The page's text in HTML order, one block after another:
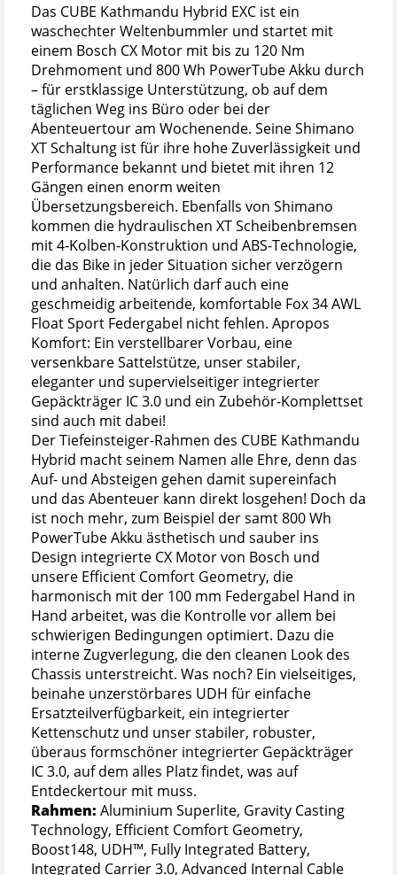
Das CUBE Kathmandu Hybrid EXC ist ein
waschechter Weltenbummler und startet mit
einem Bosch CX Motor mit bis zu 120 Nm
Drehmoment und 800 Wh PowerTube Akku durch
– für erstklassige Unterstützung, ob auf dem
täglichen Weg ins Büro oder bei der
Abenteuertour am Wochenende. Seine Shimano
XT Schaltung ist für ihre hohe Zuverlässigkeit und
Performance bekannt und bietet mit ihren 12
Gängen einen enorm weiten
Übersetzungsbereich. Ebenfalls von Shimano
kommen die hydraulischen XT Scheibenbremsen
mit 4-Kolben-Konstruktion und ABS-Technologie,
die das Bike in jeder Situation sicher verzögern
und anhalten. Natürlich darf auch eine
geschmeidig arbeitende, komfortable Fox 34 AWL
Float Sport Federgabel nicht fehlen. Apropos
Komfort: Ein verstellbarer Vorbau, eine
versenkbare Sattelstütze, unser stabiler,
eleganter und supervielseitiger integrierter
Gepäckträger IC 3.0 und ein Zubehör-Komplettset
sind auch mit dabei!
Der Tiefeinsteiger-Rahmen des CUBE Kathmandu
Hybrid macht seinem Namen alle Ehre, denn das
Auf- und Absteigen gehen damit supereinfach
und das Abenteuer kann direkt losgehen! Doch da
ist noch mehr, zum Beispiel der samt 800 Wh
PowerTube Akku ästhetisch und sauber ins
Design integrierte CX Motor von Bosch und
unsere Efficient Comfort Geometry, die
harmonisch mit der 100 mm Federgabel Hand in
Hand arbeitet, was die Kontrolle vor allem bei
schwierigen Bedingungen optimiert. Dazu die
interne Zugverlegung, die den cleanen Look des
Chassis unterstreicht. Was noch? Ein vielseitiges,
beinahe unzerstörbares UDH für einfache
Ersatzteilverfügbarkeit, ein integrierter
Kettenschutz und unser stabiler, robuster,
überaus formschöner integrierter Gepäckträger
IC 3.0, auf dem alles Platz findet, was auf
Entdeckertour mit muss.
Rahmen: Aluminium Superlite, Gravity Casting
Technology, Efficient Comfort Geometry,
Boost148, UDH™, Fully Integrated Battery,
Integrated Carrier 3.0, Advanced Internal Cable